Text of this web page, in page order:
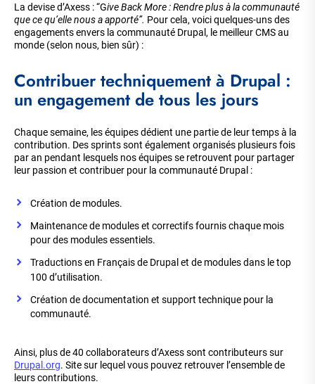
La devise d’Axess : “Give Back More : Rendre plus à la communauté
que ce qu’elle nous a apporté”. Pour cela, voici quelques-uns des
engagements envers la communauté Drupal, le meilleur CMS au
monde (selon nous, bien sûr) :
Contribuer techniquement à Drupal :
un engagement de tous les jours
Chaque semaine, les équipes dédient une partie de leur temps à la
contribution. Des sprints sont également organisés plusieurs fois
par an pendant lesquels nos équipes se retrouvent pour partager
leur passion et contribuer pour la communauté Drupal :
Création de modules.
Maintenance de modules et correctifs fournis chaque mois
pour des modules essentiels.
Traductions en Français de Drupal et de modules dans le top
100 d’utilisation.
Création de documentation et support technique pour la
communauté.
Ainsi, plus de 40 collaborateurs d’Axess sont contributeurs sur
Drupal.org. Site sur lequel vous pouvez retrouver l’ensemble de
leurs contributions.